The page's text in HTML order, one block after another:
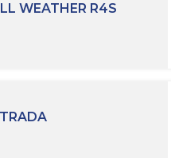
WEATHER R4S